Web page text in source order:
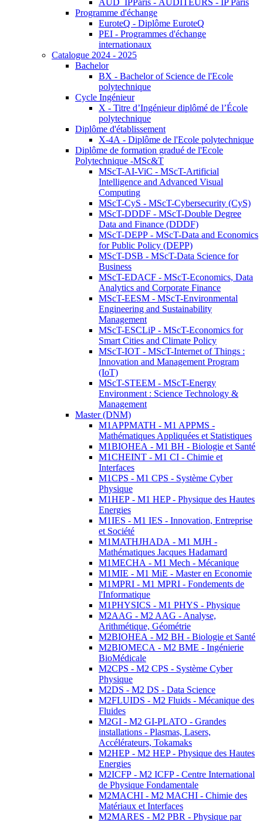
AUD_IPParis - AUDITEURS - IP Paris
Programme d'échange
EuroteQ - Diplôme EuroteQ
PEI - Programmes d'échange
internationaux
Catalogue 2024 - 2025
Bachelor
BX - Bachelor of Science de l'Ecole
polytechnique
Cycle Ingénieur
X - Titre d’Ingénieur diplômé de l’École
polytechnique
Diplôme d'établissement
X-4A - Diplôme de l'Ecole polytechnique
Diplôme de formation gradué de l'Ecole
Polytechnique -MSc&T
MScT-AI-ViC - MScT-Artificial
Intelligence and Advanced Visual
Computing
MScT-CyS - MScT-Cybersecurity (CyS)
MScT-DDDF - MScT-Double Degree
Data and Finance (DDDF)
MScT-DEPP - MScT-Data and Economics
for Public Policy (DEPP)
MScT-DSB - MScT-Data Science for
Business
MScT-EDACF - MScT-Economics, Data
Analytics and Corporate Finance
MScT-EESM - MScT-Environmental
Engineering and Sustainability
Management
MScT-ESCLiP - MScT-Economics for
Smart Cities and Climate Policy
MScT-IOT - MScT-Internet of Things :
Innovation and Management Program
(IoT)
MScT-STEEM - MScT-Energy
Environment : Science Technology &
Management
Master (DNM)
M1APPMATH - M1 APPMS -
Mathématiques Appliquées et Statistiques
M1BIOHEA - M1 BH - Biologie et Santé
M1CHEINT - M1 CI - Chimie et
Interfaces
M1CPS - M1 CPS - Système Cyber
Physique
M1HEP - M1 HEP - Physique des Hautes
Energies
M1IES - M1 IES - Innovation, Entreprise
et Société
M1MATHJHADA - M1 MJH -
Mathématiques Jacques Hadamard
M1MECHA - M1 Mech - Mécanique
M1MIE - M1 MiE - Master en Economie
M1MPRI - M1 MPRI - Fondements de
l'Informatique
M1PHYSICS - M1 PHYS - Physique
M2AAG - M2 AAG - Analyse,
Arithmétique, Géométrie
M2BIOHEA - M2 BH - Biologie et Santé
M2BIOMECA - M2 BME - Ingénierie
BioMédicale
M2CPS - M2 CPS - Système Cyber
Physique
M2DS - M2 DS - Data Science
M2FLUIDS - M2 Fluids - Mécanique des
Fluides
M2GI - M2 GI-PLATO - Grandes
installations - Plasmas, Lasers,
Accélérateurs, Tokamaks
M2HEP - M2 HEP - Physique des Hautes
Energies
M2ICFP - M2 ICFP - Centre International
de Physique Fondamentale
M2MACHI - M2 MACHI - Chimie des
Matériaux et Interfaces
M2MARES - M2 PBR - Physique par